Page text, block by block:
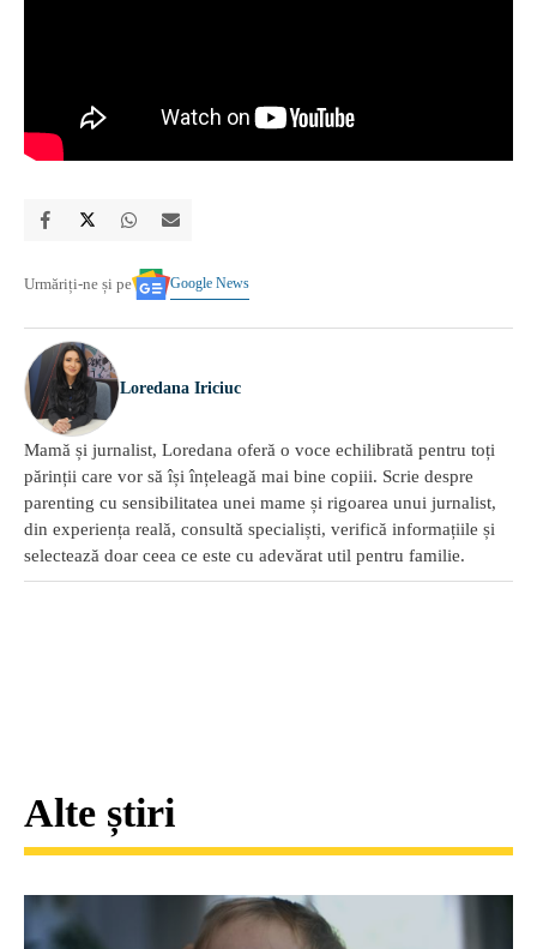
Urmăriți-ne și pe Google News
Loredana Iriciuc
Mamă și jurnalist, Loredana oferă o voce echilibrată pentru toți
părinții care vor să își înțeleagă mai bine copiii. Scrie despre
parenting cu sensibilitatea unei mame și rigoarea unui jurnalist,
din experiența reală, consultă specialiști, verifică informațiile și
selectează doar ceea ce este cu adevărat util pentru familie.
Alte știri